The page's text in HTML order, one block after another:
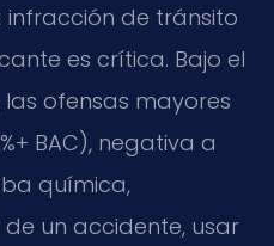
infracción de tránsito
es crítica. Bajo el
las ofensas mayores
BAC), negativa a
química,
un accidente, usar